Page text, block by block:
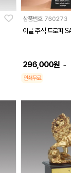
상품번호 760273
이글 주석 트로피
296,000원 ~
인쇄무료